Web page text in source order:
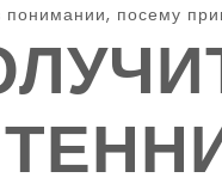
посему